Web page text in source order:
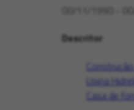
00/11/1990 -
Descritor
Usina
Casa de